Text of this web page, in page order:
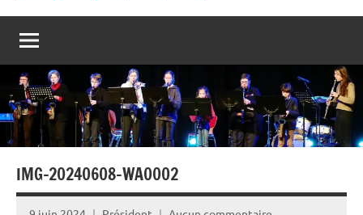
mail
IMG-20240608-WA0002